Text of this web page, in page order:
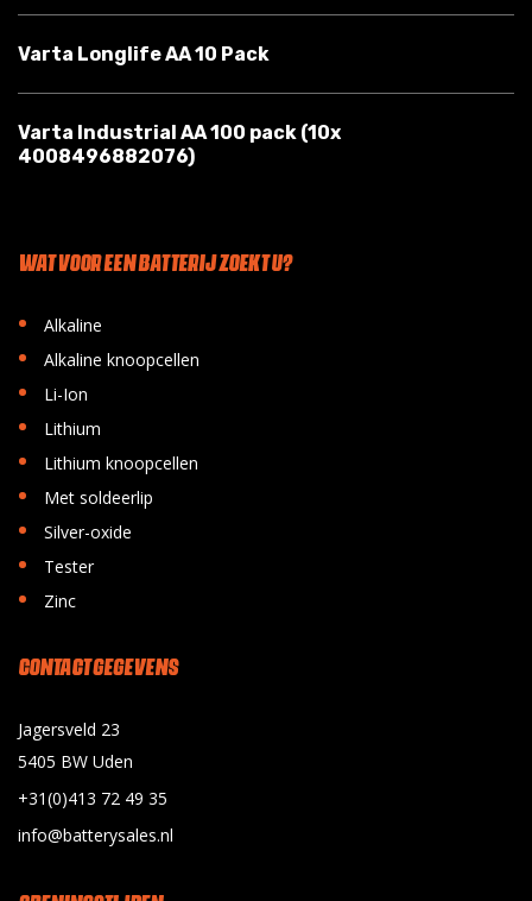
Varta Longlife AA 10 Pack
Varta Industrial AA 100 pack (10x
4008496882076)
WAT VOOR EEN BATTERIJ ZOEKT U?
• Alkaline
• Alkaline knoopcellen
• Li-Ion
• Lithium
• Lithium knoopcellen
• Met soldeerlip
• Silver-oxide
• Tester
• Zinc
CONTACT GEGEVENS
Jagersveld 23
5405 BW Uden
+31(0)413 72 49 35
info@batterysales.nl